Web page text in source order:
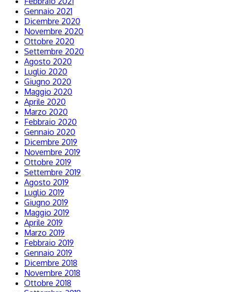
Gennaio 2021
Dicembre 2020
Novembre 2020
Ottobre 2020
Settembre 2020
Agosto 2020
Luglio 2020
Giugno 2020
Maggio 2020
Aprile 2020
Marzo 2020
Febbraio 2020
Gennaio 2020
Dicembre 2019
Novembre 2019
Ottobre 2019
Settembre 2019
Agosto 2019
Luglio 2019
Giugno 2019
Maggio 2019
Aprile 2019
Marzo 2019
Febbraio 2019
Gennaio 2019
Dicembre 2018
Novembre 2018
Ottobre 2018